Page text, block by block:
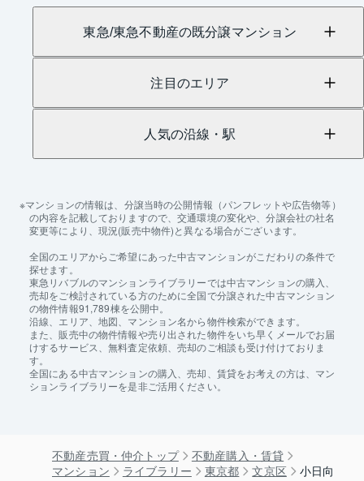
東急/東急不動産の既分譲マンション
注目のエリア
人気の沿線・駅
マンションの情報は、分譲当時の公開情報（パンフレットや広告物等）
の内容を記載しておりますので、交通環境の変化や、分譲会社の社名
変更等により、現況(販売中物件)と異なる場合がございます。
全国のエリアからご希望にあった中古マンションがこだわりの条件で
探せます。
東急リバブルのマンションライブラリーでは中古マンションの購入、
売却をご検討されている方のために全国で分譲された中古マンション
の物件情報91,789棟を公開中。
沿線、エリア、地図、マンション名から物件検索ができます。
また、販売中の物件情報や売り出された物件をいち早くメールでお届
けするサービス、無料査定依頼、売却のご相談も受け付けておりま
す。
全国にある中古マンションの購入、売却、賃貸をお考えの方は、マン
ションライブラリーを是非ご活用ください。
不動産売買・仲介トップ
不動産購入・賃貸
マンション
ライブラリー 東京都 文京区 小日向